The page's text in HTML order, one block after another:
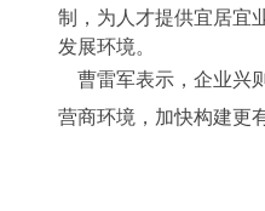
制，为人才提供宜居宜
发展环境。
曹雷军表示，企业兴
营商环境，加快构建更